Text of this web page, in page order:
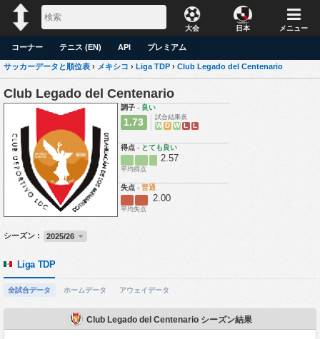
大会 日本 メニュー
コーナー テニス (EN) API プレミアム
サッカーデータと順位表 › メキシコ › Liga TDP › Club Legado del Centenario
Club Legado del Centenario
調子 - 良い
1.73 試合結果表
W D W L L
得点 - とても良い
2.57
平均得点
失点 - 普通
2.00
平均失点
シーズン : 2025/26
Liga TDP
全試合データ ホームデータ アウェイデータ
Club Legado del Centenario シーズン結果